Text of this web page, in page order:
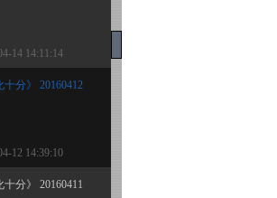
14 14:11:14
十分》 20160412
12 14:39:10
十分》 20160411